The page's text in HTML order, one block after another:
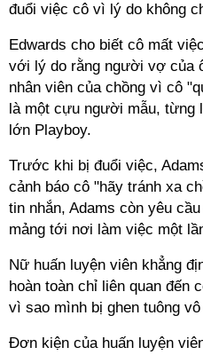
đuổi việc cô vì lý do không
Edwards cho biết cô mất
với lý do rằng người vợ của
nhân viên của chồng vì cô
là một cựu người mẫu, từng
lớn Playboy.
Trước khi bị đuổi việc,
cảnh báo cô "hãy tránh xa
tin nhắn, Adams còn yêu
mảng tới nơi làm việc một
Nữ huấn luyện viên khẳng
hoàn toàn chỉ liên quan đến
vì sao mình bị ghen tuông
Đơn kiện của huấn luyện